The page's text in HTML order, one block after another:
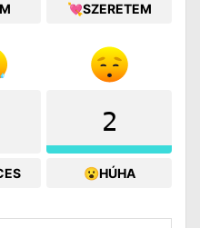
💘SZERETEM
2
😮HÚHA